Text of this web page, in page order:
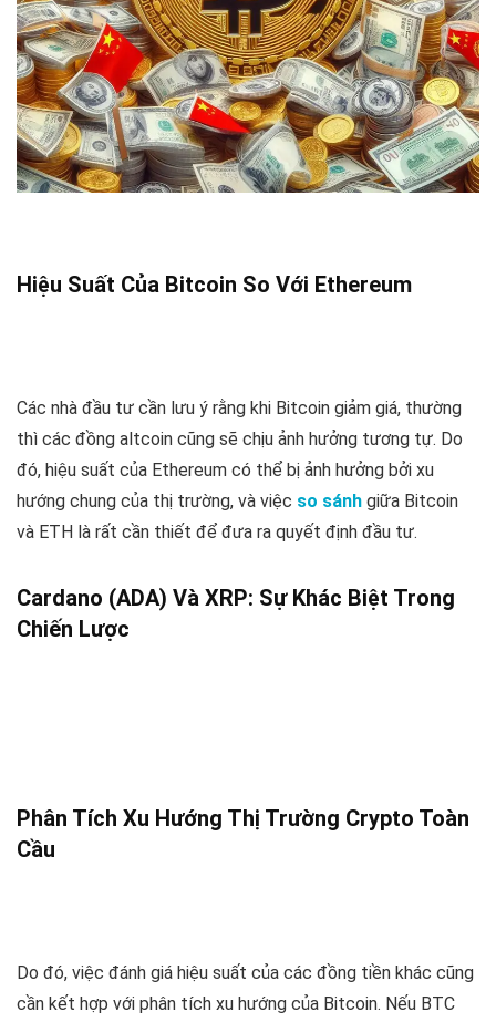
Hiệu Suất Của Bitcoin So Với Ethereum
Các nhà đầu tư cần lưu ý rằng khi Bitcoin giảm giá, thường
thì các đồng altcoin cũng sẽ chịu ảnh hưởng tương tự. Do
đó, hiệu suất của Ethereum có thể bị ảnh hưởng bởi xu
hướng chung của thị trường, và việc so sánh giữa Bitcoin
và ETH là rất cần thiết để đưa ra quyết định đầu tư.
Cardano (ADA) Và XRP: Sự Khác Biệt Trong
Chiến Lược
Phân Tích Xu Hướng Thị Trường Crypto Toàn
Cầu
Do đó, việc đánh giá hiệu suất của các đồng tiền khác cũng
cần kết hợp với phân tích xu hướng của Bitcoin. Nếu BTC